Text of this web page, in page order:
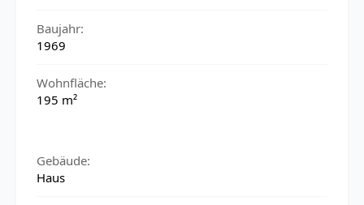
Baujahr:
1969
Wohnfläche:
195 m²
Gebäude:
Haus